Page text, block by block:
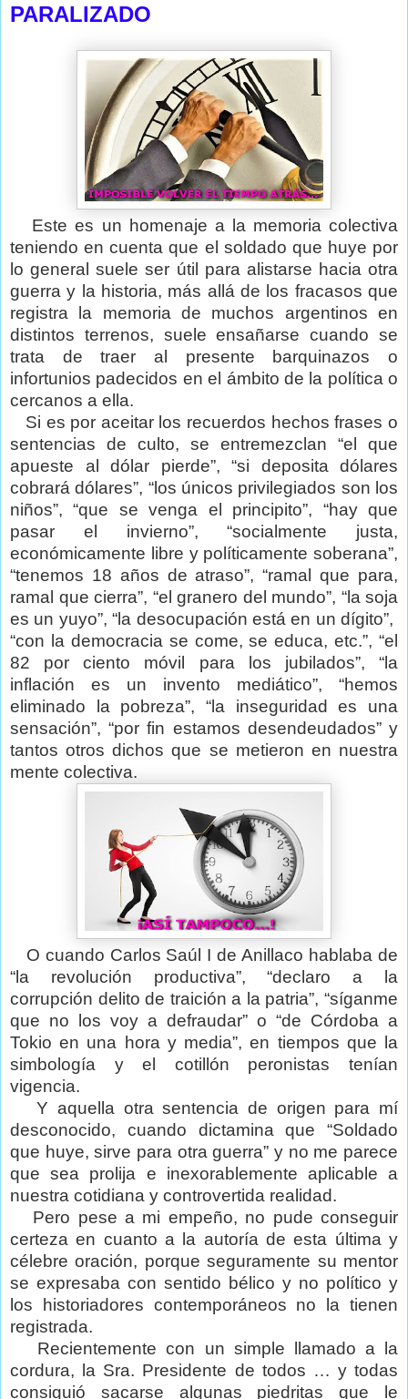
PARALIZADO
Este es un homenaje a la memoria colectiva
teniendo en cuenta que el soldado que huye por
lo general suele ser útil para alistarse hacia otra
guerra y la historia, más allá de los fracasos que
registra la memoria de muchos argentinos en
distintos terrenos, suele ensañarse cuando se
trata de traer al presente barquinazos o
infortunios padecidos en el ámbito de la política o
cercanos a ella.
Si es por aceitar los recuerdos hechos frases o
sentencias de culto, se entremezclan “el que
apueste al dólar pierde”, “si deposita dólares
cobrará dólares”, “los únicos privilegiados son los
niños”, “que se venga el principito”, “hay que
pasar el invierno”, “socialmente justa,
económicamente libre y políticamente soberana”,
“tenemos 18 años de atraso”, “ramal que para,
ramal que cierra”, “el granero del mundo”, “la soja
es un yuyo”, “la desocupación está en un dígito”,
“con la democracia se come, se educa, etc.”, “el
82 por ciento móvil para los jubilados”, “la
inflación es un invento mediático”, “hemos
eliminado la pobreza”, “la inseguridad es una
sensación”, “por fin estamos desendeudados” y
tantos otros dichos que se metieron en nuestra
mente colectiva.
O cuando Carlos Saúl I de Anillaco hablaba de
“la revolución productiva”, “declaro a la
corrupción delito de traición a la patria”, “síganme
que no los voy a defraudar” o “de Córdoba a
Tokio en una hora y media”, en tiempos que la
simbología y el cotillón peronistas tenían
vigencia.
Y aquella otra sentencia de origen para mí
desconocido, cuando dictamina que “Soldado
que huye, sirve para otra guerra” y no me parece
que sea prolija e inexorablemente aplicable a
nuestra cotidiana y controvertida realidad.
Pero pese a mi empeño, no pude conseguir
certeza en cuanto a la autoría de esta última y
célebre oración, porque seguramente su mentor
se expresaba con sentido bélico y no político y
los historiadores contemporáneos no la tienen
registrada.
Recientemente con un simple llamado a la
cordura, la Sra. Presidente de todos … y todas
consiguió sacarse algunas piedritas que le